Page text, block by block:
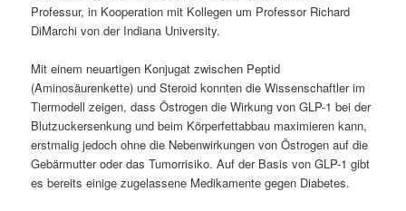
Professur, in Kooperation mit Kollegen um Professor Richard
DiMarchi von der Indiana University.
Mit einem neuartigen Konjugat zwischen Peptid
(Aminosäurenkette) und Steroid konnten die Wissenschaftler im
Tiermodell zeigen, dass Östrogen die Wirkung von GLP-1 bei der
Blutzuckersenkung und beim Körperfettabbau maximieren kann,
erstmalig jedoch ohne die Nebenwirkungen von Östrogen auf die
Gebärmutter oder das Tumorrisiko. Auf der Basis von GLP-1 gibt
es bereits einige zugelassene Medikamente gegen Diabetes.